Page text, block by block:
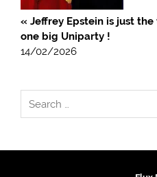
« Jeffrey Epstein is just
one big Uniparty !
14/02/2026